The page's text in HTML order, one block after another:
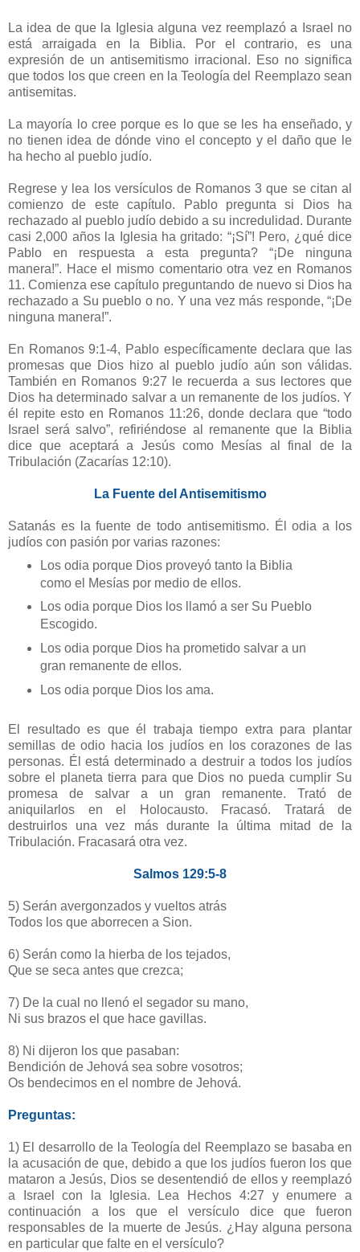
La idea de que la Iglesia alguna vez reemplazó a Israel no
está arraigada en la Biblia. Por el contrario, es una
expresión de un antisemitismo irracional. Eso no significa
que todos los que creen en la Teología del Reemplazo sean
antisemitas.
La mayoría lo cree porque es lo que se les ha enseñado, y
no tienen idea de dónde vino el concepto y el daño que le
ha hecho al pueblo judío.
Regrese y lea los versículos de Romanos 3 que se citan al
comienzo de este capítulo. Pablo pregunta si Dios ha
rechazado al pueblo judío debido a su incredulidad. Durante
casi 2,000 años la Iglesia ha gritado: “¡Sí”! Pero, ¿qué dice
Pablo en respuesta a esta pregunta? “¡De ninguna
manera!”. Hace el mismo comentario otra vez en Romanos
11. Comienza ese capítulo preguntando de nuevo si Dios ha
rechazado a Su pueblo o no. Y una vez más responde, “¡De
ninguna manera!”.
En Romanos 9:1-4, Pablo específicamente declara que las
promesas que Dios hizo al pueblo judío aún son válidas.
También en Romanos 9:27 le recuerda a sus lectores que
Dios ha determinado salvar a un remanente de los judíos. Y
él repite esto en Romanos 11:26, donde declara que “todo
Israel será salvo”, refiriéndose al remanente que la Biblia
dice que aceptará a Jesús como Mesías al final de la
Tribulación (Zacarías 12:10).
La Fuente del Antisemitismo
Satanás es la fuente de todo antisemitismo. Él odia a los
judíos con pasión por varias razones:
Los odia porque Dios proveyó tanto la Biblia
como el Mesías por medio de ellos.
Los odia porque Dios los llamó a ser Su Pueblo
Escogido.
Los odia porque Dios ha prometido salvar a un
gran remanente de ellos.
Los odia porque Dios los ama.
El resultado es que él trabaja tiempo extra para plantar
semillas de odio hacia los judíos en los corazones de las
personas. Él está determinado a destruir a todos los judíos
sobre el planeta tierra para que Dios no pueda cumplir Su
promesa de salvar a un gran remanente. Trató de
aniquilarlos en el Holocausto. Fracasó. Tratará de
destruirlos una vez más durante la última mitad de la
Tribulación. Fracasará otra vez.
Salmos 129:5-8
5) Serán avergonzados y vueltos atrás
Todos los que aborrecen a Sion.
6) Serán como la hierba de los tejados,
Que se seca antes que crezca;
7) De la cual no llenó el segador su mano,
Ni sus brazos el que hace gavillas.
8) Ni dijeron los que pasaban:
Bendición de Jehová sea sobre vosotros;
Os bendecimos en el nombre de Jehová.
Preguntas:
1) El desarrollo de la Teología del Reemplazo se basaba en
la acusación de que, debido a que los judíos fueron los que
mataron a Jesús, Dios se desentendió de ellos y reemplazó
a Israel con la Iglesia. Lea Hechos 4:27 y enumere a
continuación a los que el versículo dice que fueron
responsables de la muerte de Jesús. ¿Hay alguna persona
en particular que falte en el versículo?